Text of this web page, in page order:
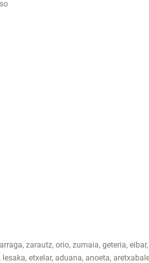
zarautz, orio, zumaia, geteria,
etxelar, aduana, anoeta,